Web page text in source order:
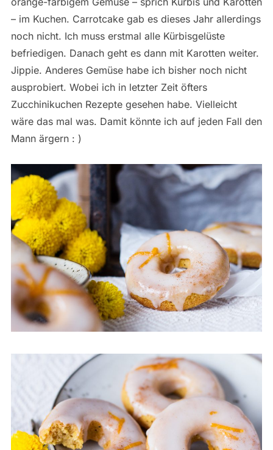
– im Kuchen. Carrotcake gab es dieses Jahr allerdings
noch nicht. Ich muss erstmal alle Kürbisgelüste
befriedigen. Danach geht es dann mit Karotten weiter.
Jippie. Anderes Gemüse habe ich bisher noch nicht
ausprobiert. Wobei ich in letzter Zeit öfters
Zucchinikuchen Rezepte gesehen habe. Vielleicht
wäre das mal was. Damit könnte ich auf jeden Fall den
Mann ärgern : )